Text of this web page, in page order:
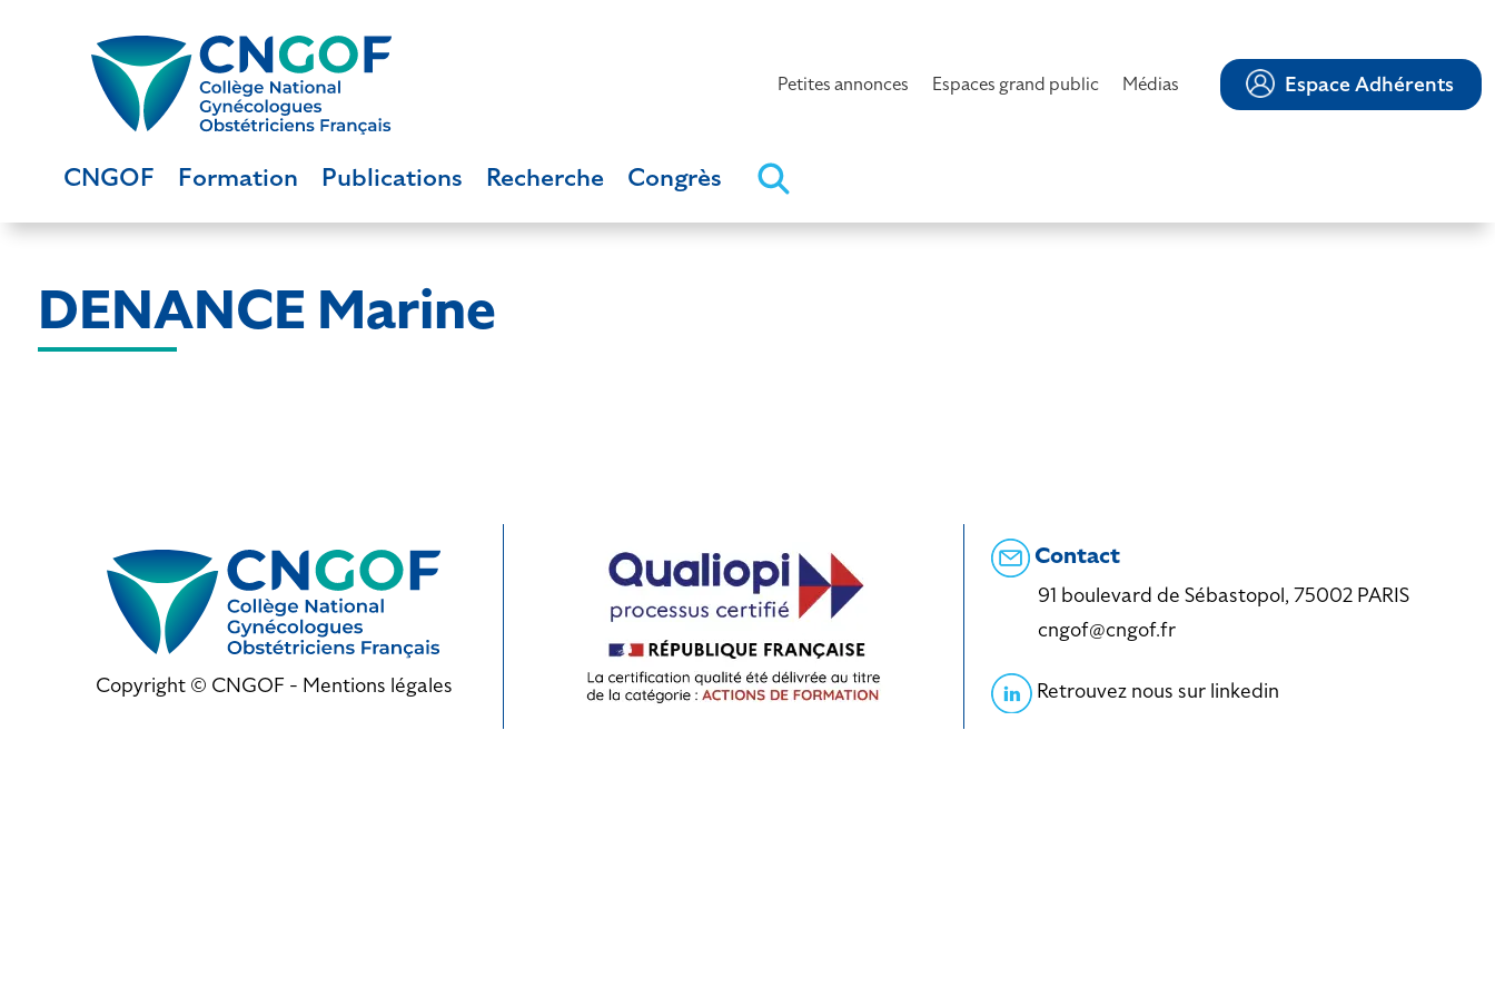
Petites annonces Espaces grand public Médias Espace Adhérents
CNGOF Formation Publications Recherche Congrès
DENANCE Marine
Copyright © CNGOF - Mentions légales
Contact
91 boulevard de Sébastopol, 75002 PARIS
cngof@cngof.fr
Retrouvez nous sur linkedin